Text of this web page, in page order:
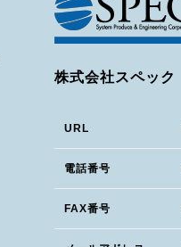
株式会社スペック
URL
電話番号
FAX番号